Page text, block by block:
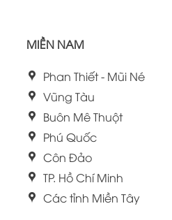
MIỀN NAM
Phan Thiết - Mũi Né
Vũng Tàu
Buôn Mê Thuột
Phú Quốc
Côn Đảo
TP. Hồ Chí Minh
Các tỉnh Miền Tây